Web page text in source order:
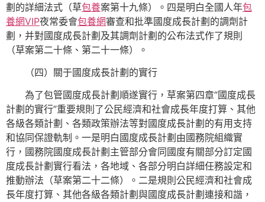
劃的詳細法式（草包養案第十九條）。四是明白全國人年包
養網VIP夜常委會包養網審查和批準國度成長計劃的調劑計
劃，并對國度成長計劃及其調劑計劃的公布法式作了規則
（草案第二十條、第二十一條）。
（四）關于國度成長計劃的實行
為了包管國度成長計劃順遂實行，草案第四章“國度成長
計劃的實行”重要規則了公民經濟和社會成長年度打算、其他
各級各類計劃、各類政策辦法等對國度成長計劃的有用支持
和協同保證軌制。一是明白國度成長計劃由國務院組織實
行，國務院國度成長計劃主管部分會同國度有關部分訂定國
度成長計劃實行看法，各地域、各部分明白詳細任務設定和
推動辦法（草案第二十二條）。二是規則公民經濟和社會成
長年度打算、其他各級各類計劃與國度成長計劃連接和諧，